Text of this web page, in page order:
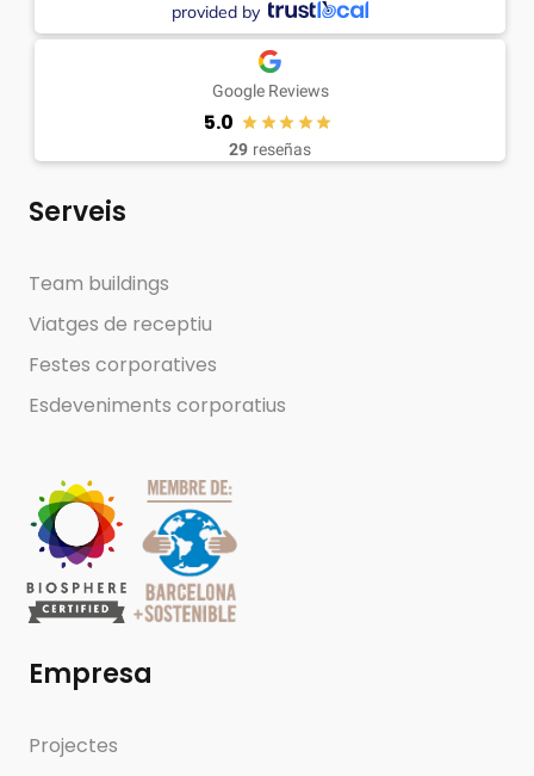
provided by
Google Reviews
5.0
29 reseñas
Serveis
Team buildings
Viatges de receptiu
Festes corporatives
Esdeveniments corporatius
Empresa
Projectes